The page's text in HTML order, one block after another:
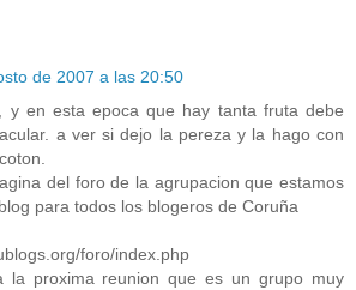
de 2007 a las 20:50
y en esta epoca que hay tanta fruta debe
a ver si dejo la pereza y la hago con
del foro de la agrupacion que estamos
para todos los blogeros de Coruña
foro/index.php
proxima reunion que es un grupo muy